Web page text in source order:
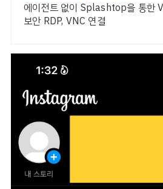
에이전트 없이 Splashtop을 통한
보안 RDP, VNC 연결